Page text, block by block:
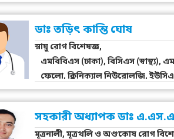
ডাঃ তড়িৎ কান্তি ঘোষ
স্নায়ু রোগ বিশেষজ্ঞ,
এমবিবিএস (ঢাকা), বিসিএস (স্বাস্থ্য),
ফেলো, ক্লিনিক্যাল নিউরোলজি,
নিউরোসায়েন্স, মেলবোর্ন
সহকারী অধ্যাপক ডাঃ
মূত্রনালী, মূত্রথলি ও অণ্ডকোষ রোগ